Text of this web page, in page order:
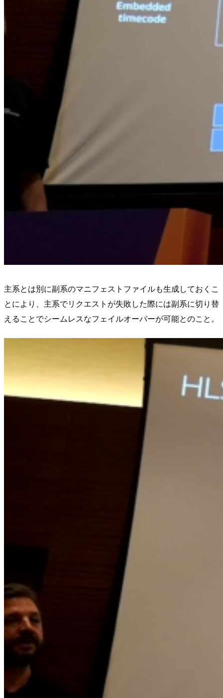
主系とは別に副系のマニフェストファイルも生成しておくこ
とにより、主系でリクエストが失敗した際には副系に切り替
えることでシームレスなフェイルオーバーが可能とのこと。